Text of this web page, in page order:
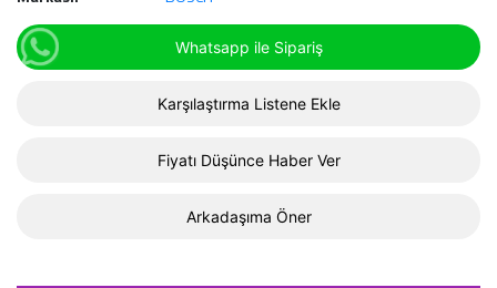
Whatsapp ile Sipariş
Karşılaştırma Listene Ekle
Fiyatı Düşünce Haber Ver
Arkadaşıma Öner